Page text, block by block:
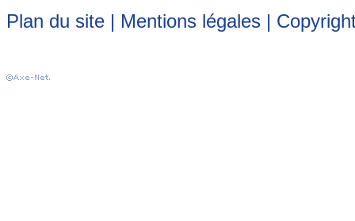
Plan du site | Mentions légales |